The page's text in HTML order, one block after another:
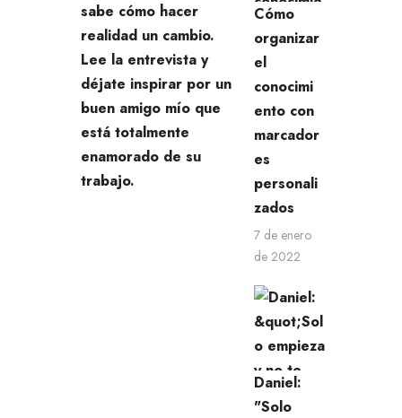
sabe cómo hacer
realidad un cambio.
Lee la entrevista y
déjate inspirar por un
buen amigo mío que
está totalmente
enamorado de su
trabajo.
Cómo
organizar
el
conocimi
ento con
marcador
es
personali
zados
7 de enero
de 2022
Daniel:
"Solo